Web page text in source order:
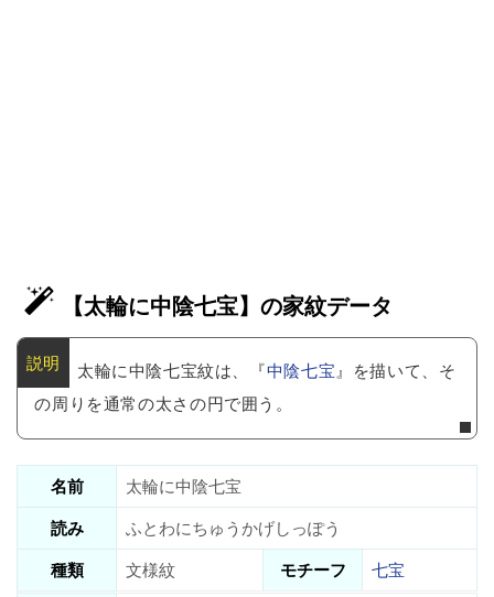
【太輪に中陰七宝】の家紋データ
太輪に中陰七宝紋は、『中陰七宝』を描いて、そ
の周りを通常の太さの円で囲う。
名前
太輪に中陰七宝
読み
ふとわにちゅうかげしっぽう
種類
文様紋 モチーフ
七宝